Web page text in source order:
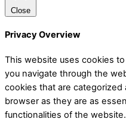
Close
Privacy Overview
This website uses cookies
you navigate through the
cookies that are
browser as they are as
functionalities of the